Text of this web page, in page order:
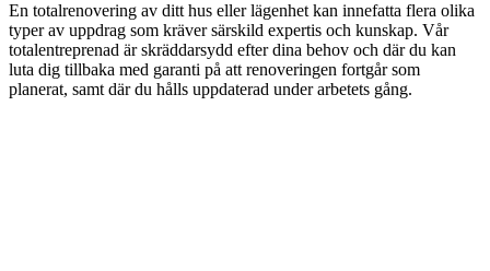
En totalrenovering av ditt hus eller lägenhet kan innefatta flera olika
typer av uppdrag som kräver särskild expertis och kunskap. Vår
totalentreprenad är skräddarsydd efter dina behov och där du kan
luta dig tillbaka med garanti på att renoveringen fortgår som
planerat, samt där du hålls uppdaterad under arbetets gång.